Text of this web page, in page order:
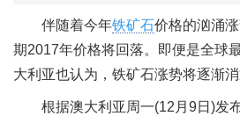
伴随着今年铁矿石价格的汹涌
期2017年价格将回落。即便是全球
大利亚也认为，铁矿石涨势将逐渐消
根据澳大利亚周一(12月9日)发